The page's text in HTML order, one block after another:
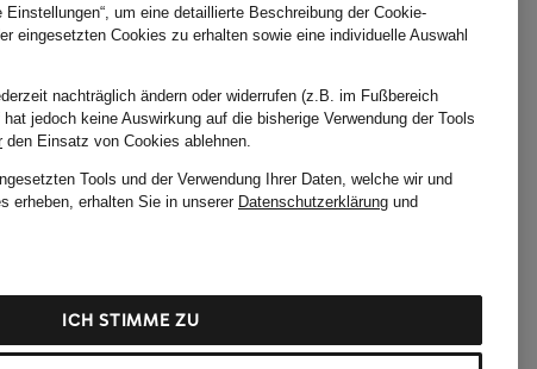
Einstellungen“, um eine detaillierte Beschreibung der Cookie-
eingesetzten Cookies zu erhalten sowie eine individuelle Auswahl
nachträglich ändern oder widerrufen (z.B. im Fußbereich
jedoch keine Auswirkung auf die bisherige Verwendung der Tools
den Einsatz von Cookies ablehnen.
Tools und der Verwendung Ihrer Daten, welche wir und
erheben, erhalten Sie in unserer Datenschutzerklärung und
ICH STIMME ZU